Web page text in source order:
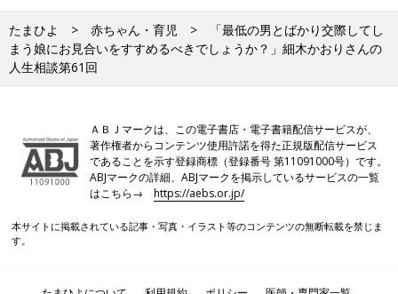
たまひよ 赤ちゃん・育児
「最低の男とばかり交際してし
まう娘にお見合いをすすめるべきでしょうか？」細木かおりさんの
人生相談第61回
ＡＢＪマークは、この電子書店・電子書籍配信サービスが、
著作権者からコンテンツ使用許諾を得た正規版配信サービス
であることを示す登録商標（登録番号 第11091000号）です。
ABJマークの詳細、ABJマークを掲示しているサービスの一覧
はこちら→https://aebs.or.jp/
本サイトに掲載されている記事・写真・イラスト等のコンテンツの無断転載を禁じま
す。